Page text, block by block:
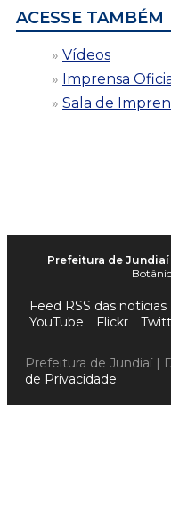
ACESSE TAMBÉM
Vídeos
Imprensa
Sala de
Prefeitura de Jundiaí
Feed RSS das notícias
YouTube
Flickr
Prefeitura de Jundiaí |
de Privacidade